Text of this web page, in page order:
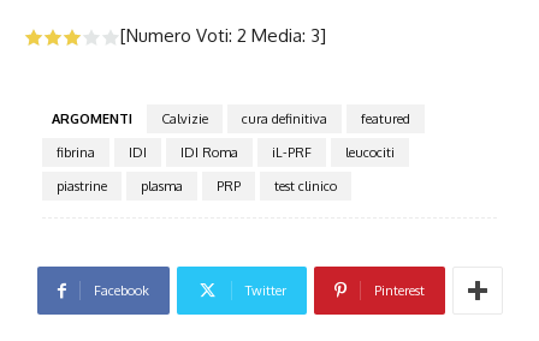
[Numero Voti: 2 Media: 3]
ARGOMENTI Calvizie cura definitiva
featured
fibrina
IDI IDI Roma iL-PRF
leucociti
piastrine
plasma PRP test clinico
Facebook Twitter Pinterest